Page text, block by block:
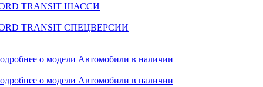
TRANSIT ШАССИ
TRANSIT СПЕЦВЕРСИИ
о модели Автомобили в наличии
о модели Автомобили в наличии